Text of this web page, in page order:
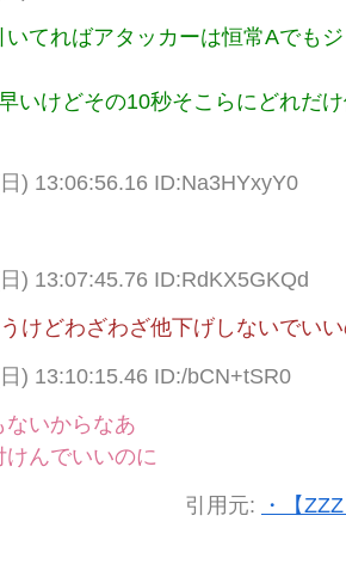
てればアタッカーは恒常Aでも
いけどその10秒そこらにどれだ
) 13:06:56.16 ID:Na3HYxyY0
) 13:07:45.76 ID:RdKX5GKQd
けどわざわざ他下げしないでい
) 13:10:15.46 ID:/bCN+tSR0
いからなあ
んでいいのに
引用元: ・【